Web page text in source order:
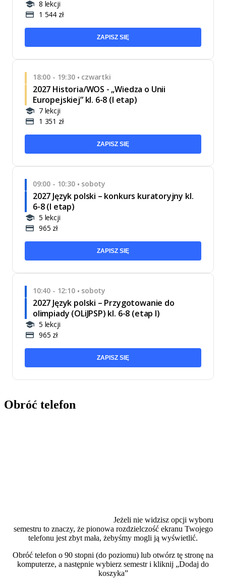
8 lekcji
1 544 zł
ZAPISZ SIĘ
18:00 - 19:30• czwartki
2027 Historia/WOS - „Wiedza o Unii
Europejskiej” kl. 6-8 (I etap)
7 lekcji
1 351 zł
ZAPISZ SIĘ
09:00 - 10:30• soboty
2027 Język polski – konkurs kuratoryjny kl.
6-8 (I etap)
5 lekcji
965 zł
ZAPISZ SIĘ
10:40 - 12:10• soboty
2027 Język polski – Przygotowanie do
olimpiady (OLiJPSP) kl. 6-8 (etap I)
5 lekcji
965 zł
ZAPISZ SIĘ
Obróć telefon
Jeżeli nie widzisz opcji wyboru
semestru to znaczy, że pionowa rozdzielczość ekranu Twojego
telefonu jest zbyt mała, żebyśmy mogli ją wyświetlić.
Obróć telefon o 90 stopni (do poziomu) lub otwórz tę stronę na
komputerze, a następnie wybierz semestr i kliknij „Dodaj do
koszyka”